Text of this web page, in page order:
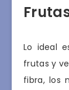
Lo ideal
frutas y
fibra, los